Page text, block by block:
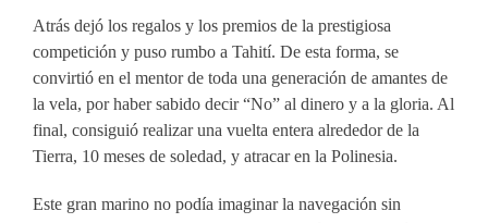
Atrás dejó los regalos y los premios de la prestigiosa
competición y puso rumbo a Tahití. De esta forma, se
convirtió en el mentor de toda una generación de amantes de
la vela, por haber sabido decir “No” al dinero y a la gloria. Al
final, consiguió realizar una vuelta entera alrededor de la
Tierra, 10 meses de soledad, y atracar en la Polinesia.
Este gran marino no podía imaginar la navegación sin